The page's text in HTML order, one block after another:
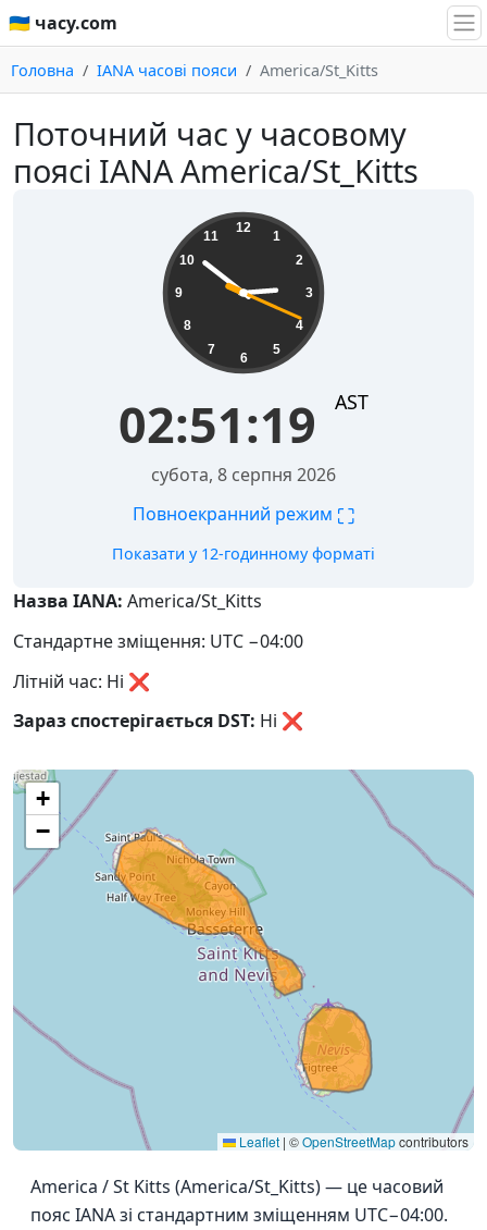
🇺🇦 часу.com
Головна IANA часові пояси America/St_Kitts
Поточний час у часовому
поясі IANA America/St_Kitts
12
1
2
3
4
5
6
7
8
9
10
11
02:51:19 AST
субота, 8 серпня 2026
Повноекранний режим ⛶
Показати у 12-годинному форматі
Назва IANA: America/St_Kitts
Стандартне зміщення: UTC −04:00
Літній час: Ні ❌
Зараз спостерігається DST: Ні ❌
+
−
Leaflet | ©OpenStreetMapcontributors
America / St Kitts (America/St_Kitts) — це часовий
пояс IANA зі стандартним зміщенням UTC−04:00.